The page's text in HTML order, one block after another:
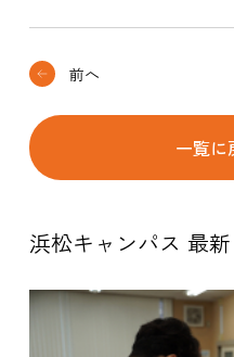
前へ
一覧に
浜松キャンパス 最